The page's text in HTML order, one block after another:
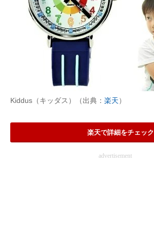
Kiddus（キッダス）（出典： 楽天）
楽天で詳細をチェック
advertisement